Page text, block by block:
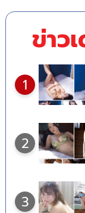
ข่าว
1
2
3